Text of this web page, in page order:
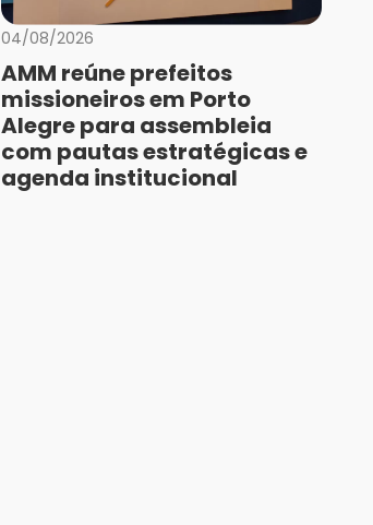
04/08/2026
AMM reúne prefeitos
missioneiros em Porto
Alegre para assembleia
com pautas estratégicas e
agenda institucional